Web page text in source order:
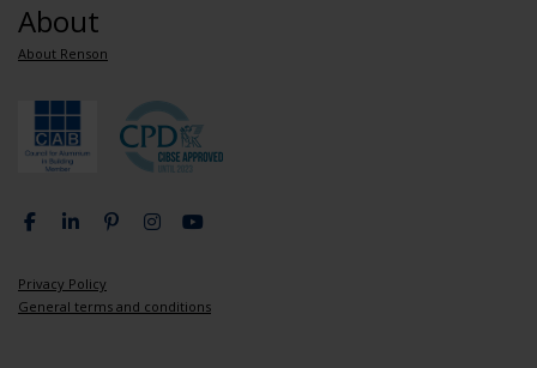
About
About Renson
Privacy Policy
General terms and conditions